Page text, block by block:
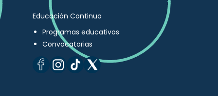
Educación Continua
Programas educativos
Convocatorias